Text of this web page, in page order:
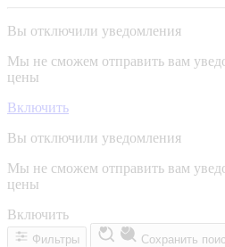
Вы отключили уведомления
Мы не сможем отправить вам
цены
Включить
Вы отключили уведомления
Мы не сможем отправить вам
цены
Включить
Фильтры Сохранить